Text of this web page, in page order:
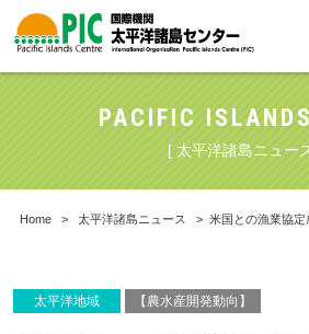
PACIFIC
[ 太平洋諸島ニュー
Home > 太平洋諸島ニュース > 米国との漁業協定
太平洋地域 【農水産開発動向】